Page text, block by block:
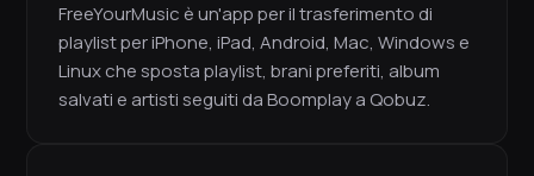
FreeYourMusic è un'app per il trasferimento di
playlist per iPhone, iPad, Android, Mac, Windows e
Linux che sposta playlist, brani preferiti, album
salvati e artisti seguiti da Boomplay a Qobuz.